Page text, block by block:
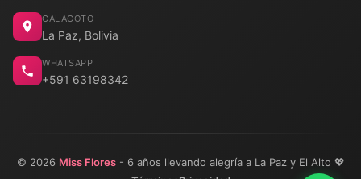
CALACOTO
La Paz, Bolivia
WHATSAPP
+591 63198342
© 2026 Miss Flores- 6 años llevando alegría a La Paz y El Alto 💖